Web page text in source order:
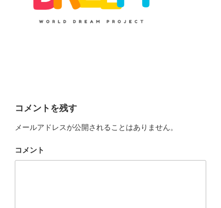
コメントを残す
メールアドレスが公開されることはありません。
コメント